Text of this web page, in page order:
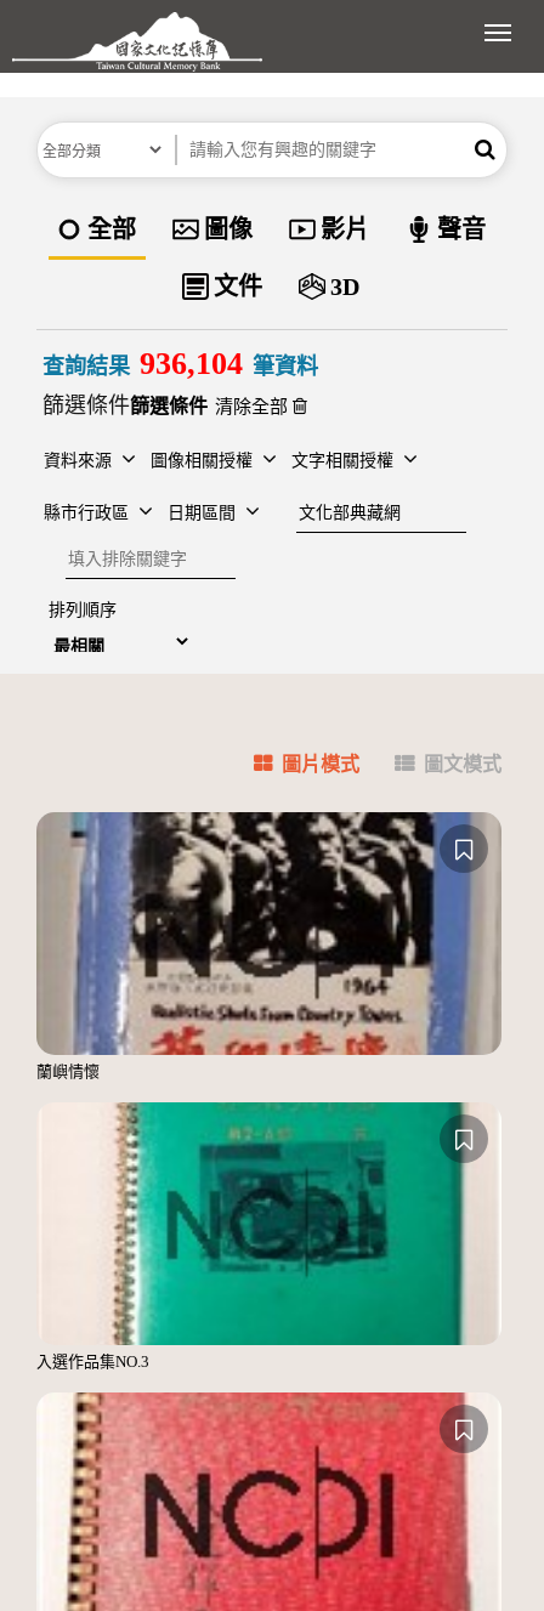
跳到主要內容區塊
展
分類 關鍵字 搜尋
資料類型
全部 圖像 影片 聲音
文件 3D
查詢結果 936,104 筆資料
篩選條件
清除全部
資料來源 圖像相關授權 文字相關授權
縣市行政區 日期區間
建檔單位
排除關鍵字
排列順序
圖片模式 圖文模式
蘭嶼情懷
入選作品集NO.3